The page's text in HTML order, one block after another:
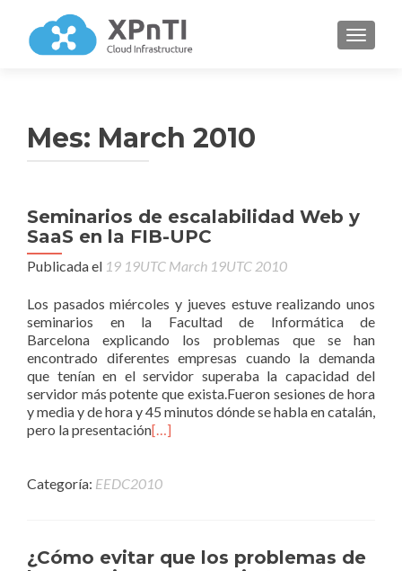
Mes: March 2010
Seminarios de escalabilidad Web y
SaaS en la FIB-UPC
Publicada el 19 19UTC March 19UTC 2010
Los pasados miércoles y jueves estuve realizando unos
seminarios en la Facultad de Informática de
Barcelona explicando los problemas que se han
encontrado diferentes empresas cuando la demanda
que tenían en el servidor superaba la capacidad del
servidor más potente que exista.Fueron sesiones de hora
y media y de hora y 45 minutos dónde se habla en catalán,
pero la presentación[…]
Categoría: EEDC2010
¿Cómo evitar que los problemas de